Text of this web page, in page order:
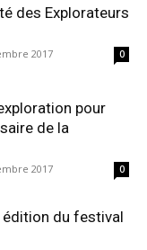
des Explorateurs
2017 0
pour
de la
2017 0
du festival